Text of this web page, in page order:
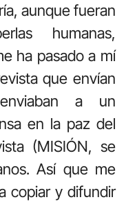
aunque fueran
humanas,
ha pasado a mí
que envían
a un
en la paz del
(MISIÓN, se
Así que me
copiar y difundir